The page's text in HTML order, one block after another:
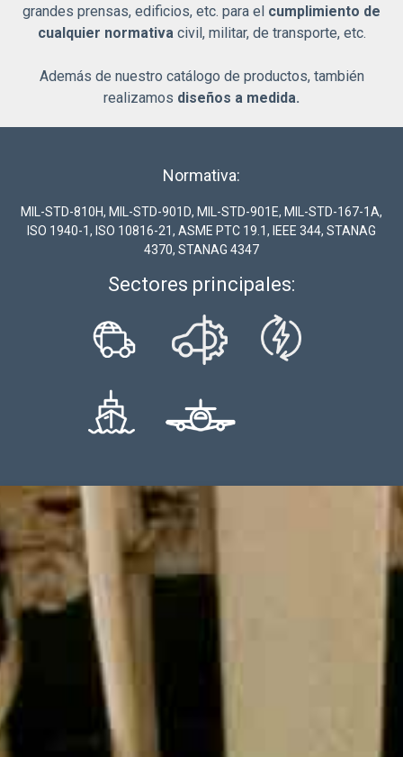
grandes prensas, edificios, etc. para el cumplimiento de
cualquier normativa civil, militar, de transporte, etc.
Además de nuestro catálogo de productos, también
realizamos diseños a medida.
Normativa:
MIL-STD-810H, MIL-STD-901D, MIL-STD-901E, MIL-STD-167-1A,
ISO 1940-1, ISO 10816-21, ASME PTC 19.1, IEEE 344, STANAG
4370, STANAG 4347
Sectores principales: